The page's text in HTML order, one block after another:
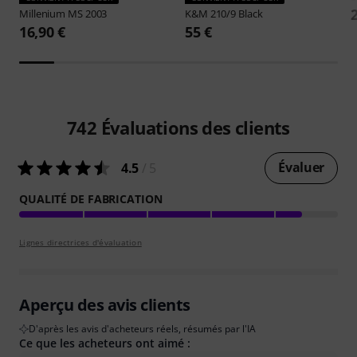
Millenium MS 2003
16,90 €
K&M 210/9 Black
55 €
742 Évaluations des clients
4.5 Évaluer
QUALITÉ DE FABRICATION
Lignes directrices d'évaluation
Aperçu des avis clients
D'après les avis d'acheteurs réels, résumés par l'IA
Ce que les acheteurs ont aimé :